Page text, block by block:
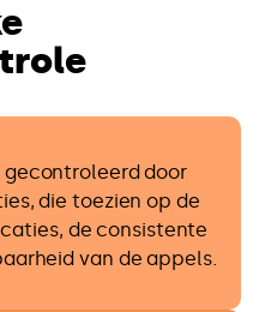
gecontroleerd door
die toezien op de
de consistente
van de appels.